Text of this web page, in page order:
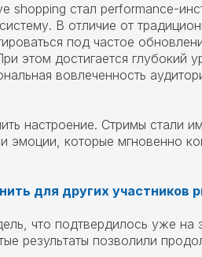
shopping стал performance-
В отличие от
под частое
этом достигается глубокий
вовлеченность
настроение. Стримы стали
которые мгновенно
для других участников
что подтвердилось уже на
результаты позволили